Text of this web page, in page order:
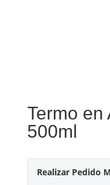
Termo en
500ml
Realizar Pedido